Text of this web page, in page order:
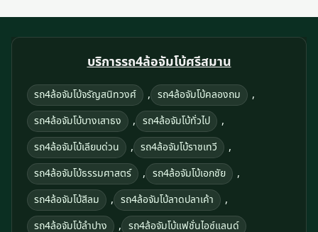
บริการรถ4ล้อจัมโบ้ศรีสมาน
รถ4ล้อจัมโบ้จรัญสนิทวงศ์ , รถ4ล้อจัมโบ้คลองถม ,
รถ4ล้อจัมโบ้บางเสาธง , รถ4ล้อจัมโบ้ทั่วไป ,
รถ4ล้อจัมโบ้เลียบด่วน , รถ4ล้อจัมโบ้ราชเทวี ,
รถ4ล้อจัมโบ้ธรรมศาสตร์ , รถ4ล้อจัมโบ้เอกชัย ,
รถ4ล้อจัมโบ้สีลม , รถ4ล้อจัมโบ้ลาดปลาเค้า ,
รถ4ล้อจัมโบ้ลําปาง , รถ4ล้อจัมโบ้แฟชั่นไอซ์แลนด์